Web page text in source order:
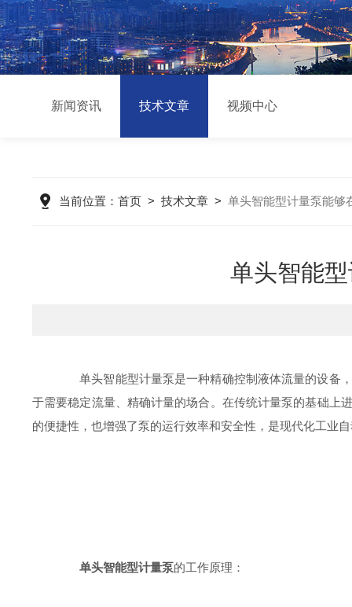
新闻资讯 技术文章 视频中心
当前位置： 首页> 技术文章> 单头智能型计量泵能够
单头智能
单头智能型计量泵是一种精确控制液体流量的设备，
于需要稳定流量、精确计量的场合。在传统计量泵的基础上
的便捷性，也增强了泵的运行效率和安全性，是现代化工业
单头智能型计量泵的工作原理：